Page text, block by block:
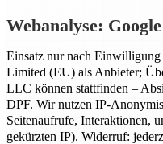
Webanalyse:
Einsatz nur nach
Limited (EU) als Anbieter;
LLC können stattfinden –
DPF. Wir nutzen IP-
Seitenaufrufe, Interaktionen,
gekürzten IP). Widerruf: